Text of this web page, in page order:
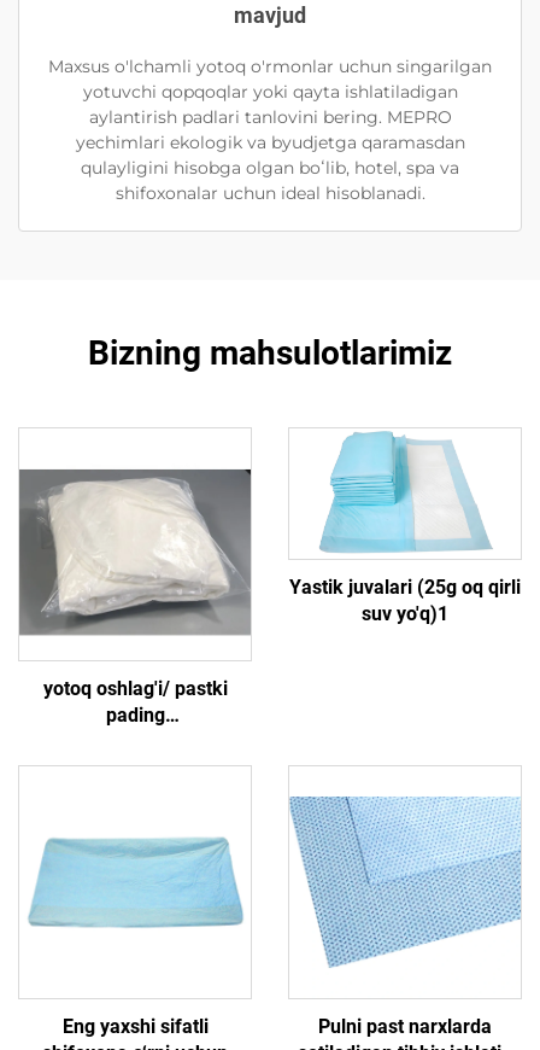
mavjud
Maxsus o'lchamli yotoq o'rmonlar uchun singarilgan
yotuvchi qopqoqlar yoki qayta ishlatiladigan
aylantirish padlari tanlovini bering. MEPRO
yechimlari ekologik va byudjetga qaramasdan
qulayligini hisobga olgan boʻlib, hotel, spa va
shifoxonalar uchun ideal hisoblanadi.
Bizning mahsulotlarimiz
yotoq oshlag'i/ pastki
pading
Yastik juvalari (25g oq qirli
suv yo'q)1
Eng yaxshi sifatli
Pulni past narxlarda